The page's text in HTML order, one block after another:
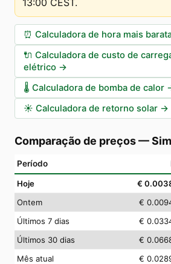
13:00 CEST.
⏰ Calculadora de hora mais
🔌 Calculadora de custo de
elétrico →
🌡️ Calculadora de bomba de calor
☀️ Calculadora de retorno solar →
Comparação de preços—
Período
Hoje €
Ontem
€
Últimos 7 dias
€
Últimos 30 dias
€
Mês atual
€